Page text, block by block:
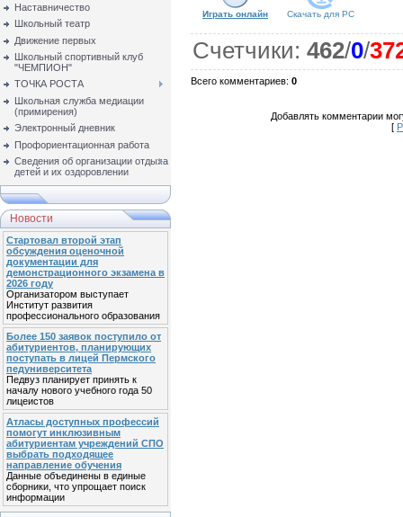
Наставничество
Школьный театр
Движение первых
Школьный спортивный клуб
"ЧЕМПИОН"
ТОЧКА РОСТА
Школьная служба медиации
(примирения)
Электронный дневник
Профориентационная работа
Сведения об организации отдыха
детей и их оздоровлении
Новости
Стартовал второй этап
обсуждения оценочной
документации для
демонстрационного экзамена в
2026 году
Организатором выступает
Институт развития
профессионального образования
Более 150 заявок поступило от
абитуриентов, планирующих
поступать в лицей Пермского
педуниверситета
Педвуз планирует принять к
началу нового учебного года 50
лицеистов
Атласы доступных профессий
помогут инклюзивным
абитуриентам учреждений СПО
выбрать подходящее
направление обучения
Данные объединены в единые
сборники, что упрощает поиск
информации
Играть онлайн Скачать для PC
Счетчики: 462/0/
Всего комментариев: 0
Добавлять комментарии
[